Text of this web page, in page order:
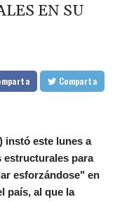
EN SU
Comparta
instó este lunes a
estructurales para
esforzándose" en
país, al que la